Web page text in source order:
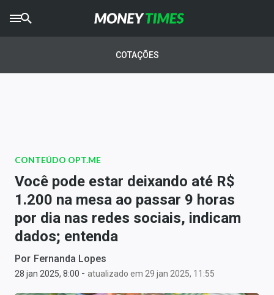
AGROTIMES
Newsletters
Money Trader
Anuncie
Últimas Notícias
Newsletters
COTAÇÕES
CONTEÚDO OPT.ME
Você pode estar deixando até R$
1.200 na mesa ao passar 9 horas
por dia nas redes sociais, indicam
dados; entenda
Por Fernanda Lopes
28 jan 2025, 8:00 - atualizado em 29 jan 2025, 11:55